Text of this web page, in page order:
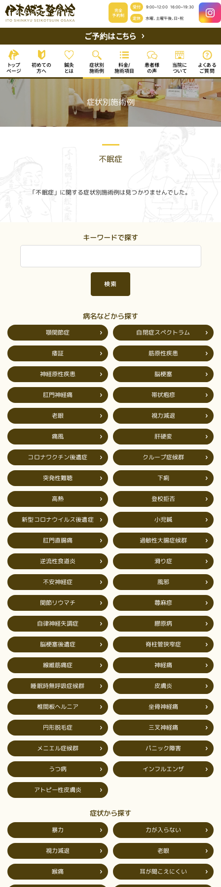
完全
予約制
受付 9:00~12:00 16:00~19:30
定休 水曜、土曜午後、日・祝
ご予約はこちら
トップ
ページ
初めての
方へ
鍼灸
とは
症状別
施術例
料金/
施術項目
患者様
の声
当院に
ついて
よくある
ご質問
症状別施術例
不眠症
「不眠症」に関する症状別施術例は見つかりませんでした。
キーワードで探す
病名などから探す
顎関節症 自閉症スペクトラム
痿証 筋原性疾患
神経原性疾患 脳梗塞
肛門神経痛 帯状疱疹
老眼 視力減退
痛風 肝硬変
コロナワクチン後遺症 クループ症候群
突発性難聴 下痢
高熱 登校拒否
新型コロナウイルス後遺症 小児鍼
肛門直腸痛 過敏性大腸症候群
逆流性食道炎 滑り症
不安神経症 風邪
関節リウマチ 蕁麻疹
自律神経失調症 膠原病
脳梗塞後遺症 脊柱管狭窄症
線維筋痛症 神経痛
睡眠時無呼吸症候群 皮膚炎
椎間板ヘルニア 坐骨神経痛
円形脱毛症 三叉神経痛
メニエル症候群 パニック障害
うつ病 インフルエンザ
アトピー性皮膚炎
症状から探す
暴力 力が入らない
視力減退 老眼
喉痛 耳が聞こえにくい